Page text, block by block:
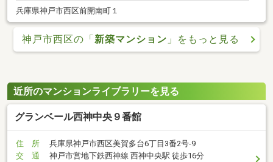
兵庫県神戸市西区前開南町１
神戸市西区の「新築マンション 」をもっと見る
近所のマンションライブラリーを見る
グランベール西神中央９番館
住 所
兵庫県神戸市西区美賀多台6丁目3番2号-9
交 通
神戸市営地下鉄西神線 西神中央駅 徒歩16分